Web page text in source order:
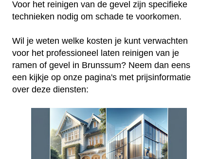
Voor het reinigen van de gevel zijn specifieke
technieken nodig om schade te voorkomen.
Wil je weten welke kosten je kunt verwachten
voor het professioneel laten reinigen van je
ramen of gevel in Brunssum? Neem dan eens
een kijkje op onze pagina's met prijsinformatie
over deze diensten: